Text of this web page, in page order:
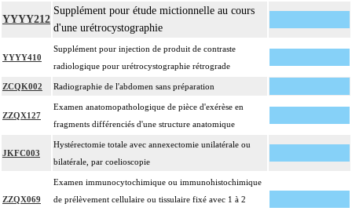
YYYY212
Supplément pour étude mictionnelle au cours
d'une urétrocystographie
YYYY410
Supplément pour injection de produit de contraste
radiologique pour urétrocystographie rétrograde
ZCQK002 Radiographie de l'abdomen sans préparation
ZZQX127
Examen anatomopathologique de pièce d'exérèse en
fragments différenciés d'une structure anatomique
JKFC003
Hystérectomie totale avec annexectomie unilatérale ou
bilatérale, par coelioscopie
ZZQX069
Examen immunocytochimique ou immunohistochimique
de prélèvement cellulaire ou tissulaire fixé avec 1 à 2